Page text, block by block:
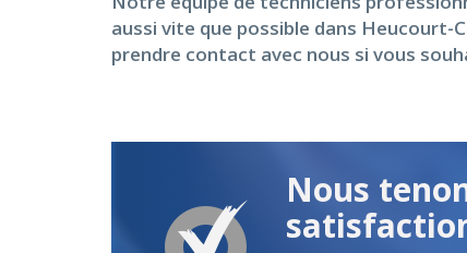
aussi vite que possible dans
prendre contact avec nous si vous
Nous